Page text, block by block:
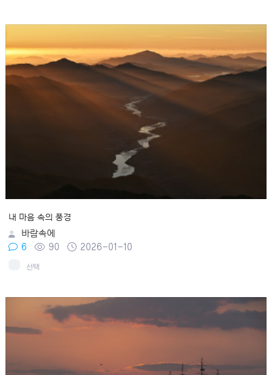
내 마음 속의 풍경
바람속에
6
90 2026-01-10
선택